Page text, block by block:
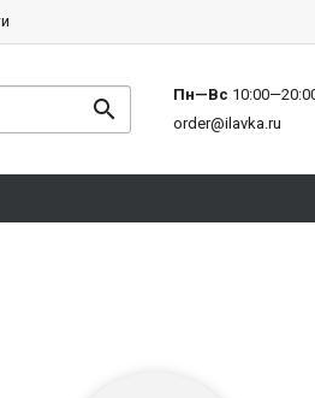
Пн—Вс
order@ilavka.ru